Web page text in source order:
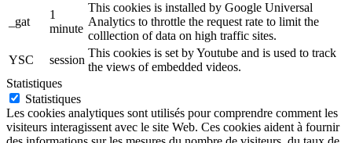
_gat
1
minute
This cookies is installed by Google Universal
Analytics to throttle the request rate to limit the
colllection of data on high traffic sites.
YSC
session
This cookies is set by Youtube and is used to track
the views of embedded videos.
Statistiques
Statistiques
Les cookies analytiques sont utilisés pour comprendre comment les
visiteurs interagissent avec le site Web. Ces cookies aident à fournir